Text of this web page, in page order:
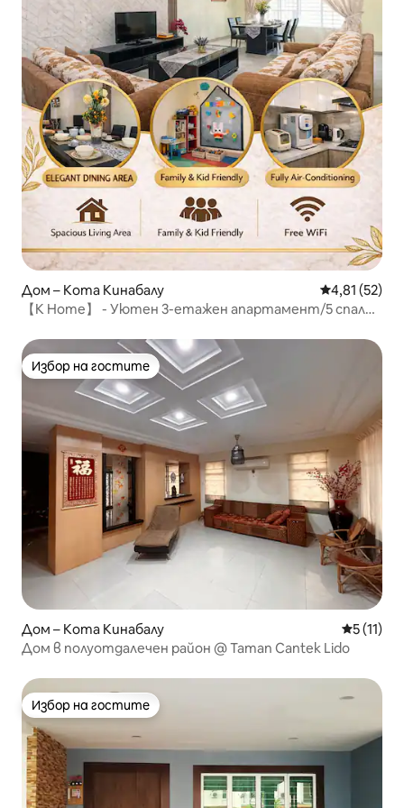
Дом – Кота Кинабалу Средна
4,81 (52)
【K Home】 - Уютен 3-етажен апартамент/5 спални
Избор на гостите
Избор на гостите
Дом – Кота Кинабалу Средна
5 (11)
Дом в полуотдалечен район @ Taman Cantek Lido
Избор на гостите
Избор на гостите